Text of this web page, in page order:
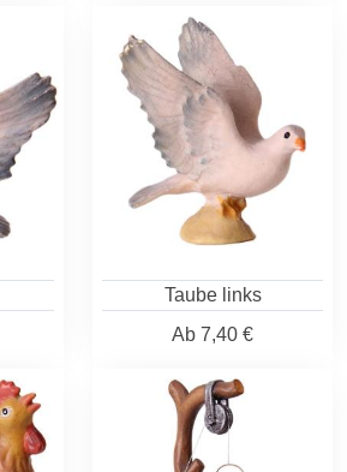
Taube links
Ab 7,40 €